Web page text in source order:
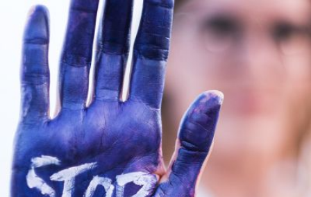
Qui
sommes-
nous ?
S'inscrire à
la
newsletter
Découvrir
l'UNSA
Rémunération
|